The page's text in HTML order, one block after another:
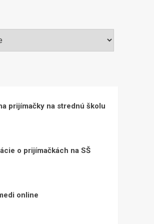
prijímačky na strednú školu
o prijímačkách na SŠ
online